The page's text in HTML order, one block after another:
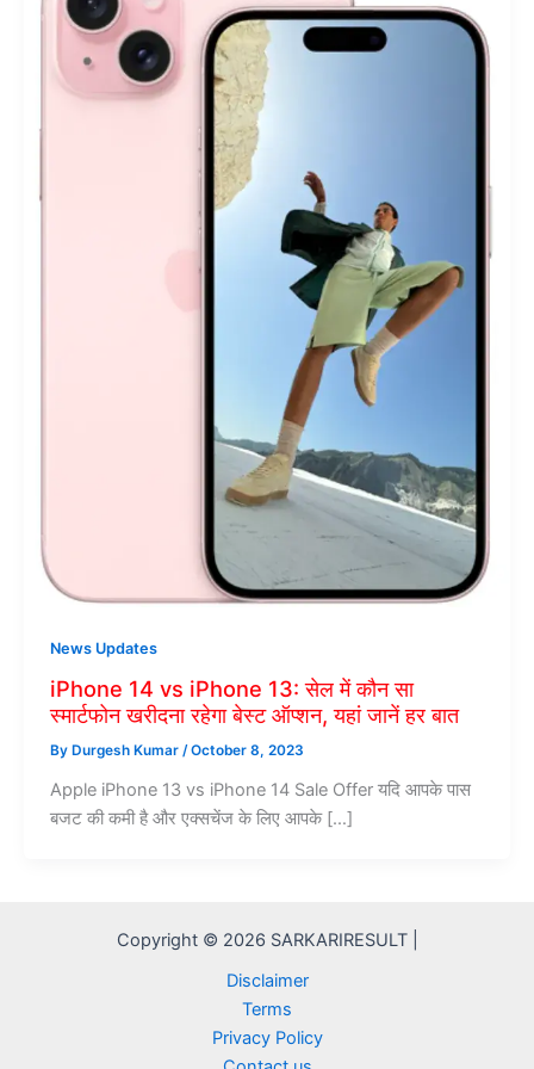
News Updates
iPhone 14 vs iPhone 13: सेल में कौन सा
स्मार्टफोन खरीदना रहेगा बेस्ट ऑप्शन, यहां जानें हर बात
By Durgesh Kumar /October 8, 2023
Apple iPhone 13 vs iPhone 14 Sale Offer यदि आपके पास
बजट की कमी है और एक्सचेंज के लिए आपके […]
Copyright © 2026 SARKARIRESULT |
Disclaimer
Terms
Privacy Policy